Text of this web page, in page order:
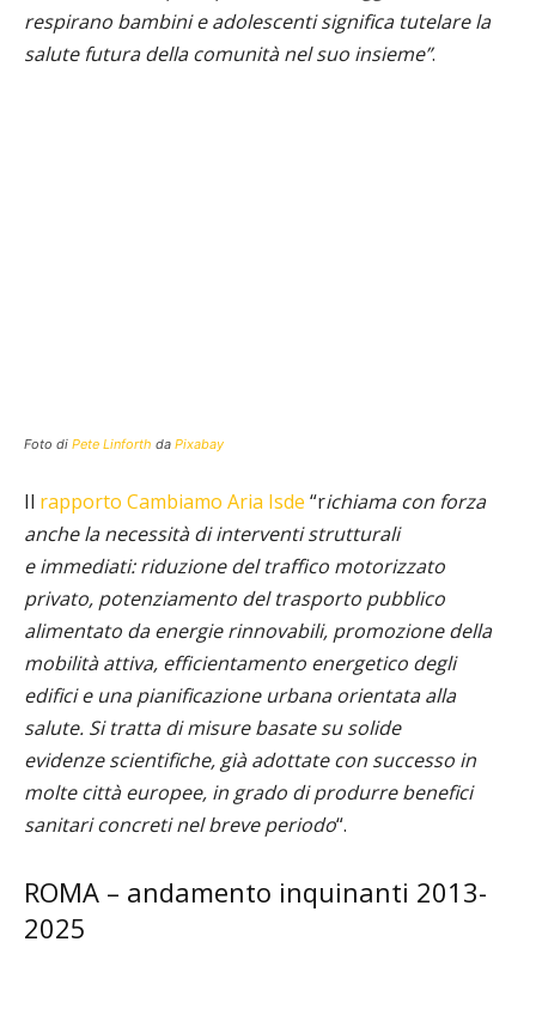
respirano bambini e adolescenti significa tutelare la
salute futura della comunità nel suo insieme”.
Foto di Pete Linforth da Pixabay
Il rapporto Cambiamo Aria Isde “richiama con forza
anche la necessità di interventi strutturali
e immediati: riduzione del traffico motorizzato
privato, potenziamento del trasporto pubblico
alimentato da energie rinnovabili, promozione della
mobilità attiva, efficientamento energetico degli
edifici e una pianificazione urbana orientata alla
salute. Si tratta di misure basate su solide
evidenze scientifiche, già adottate con successo in
molte città europee, in grado di produrre benefici
sanitari concreti nel breve periodo“.
ROMA – andamento inquinanti 2013-
2025